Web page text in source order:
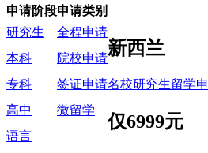
申请阶段申请类别
研究生
全程申请
新西兰
名校研究生留学
仅6999元
本科
院校申请
专科
签证申请
高中
微留学
语言